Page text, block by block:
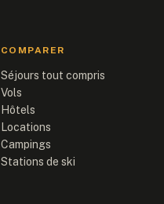
COMPARER
Séjours tout compris
Vols
Hôtels
Locations
Campings
Stations de ski